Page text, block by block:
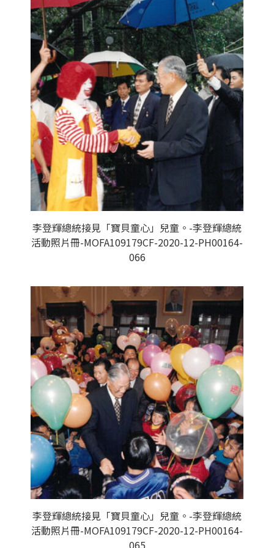
李登輝總統接見「寶貝童心」兒童。-李登輝總統
活動照片冊-MOFA109179CF-2020-12-PH00164-
066
李登輝總統接見「寶貝童心」兒童。-李登輝總統
活動照片冊-MOFA109179CF-2020-12-PH00164-
065